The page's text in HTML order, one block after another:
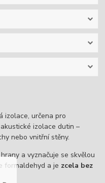
izolace, určena pro
izolace dutin –
nebo vnitřní stěny.
a vyznačuje se skvělou
formaldehyd a je zcela bez